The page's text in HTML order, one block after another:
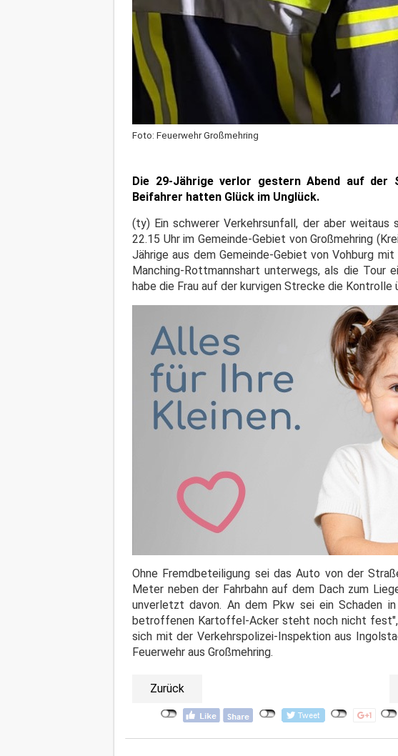
Foto: Feuerwehr Großmehring
Die 29-Jährige verlor gestern Abend auf
Beifahrer hatten Glück im Unglück.
(ty) Ein schwerer Verkehrsunfall, der aber
22.15 Uhr im Gemeinde-Gebiet von Großmehring
Jährige aus dem Gemeinde-Gebiet von Vohburg
Manching-Rottmannshart unterwegs, als die Tour
habe die Frau auf der kurvigen Strecke die Kontrolle
Ohne Fremdbeteiligung sei das Auto von der
Meter neben der Fahrbahn auf dem Dach zum
unverletzt davon. An dem Pkw sei ein Schaden
betroffenen Kartoffel-Acker steht noch nicht
sich mit der Verkehrspolizei-Inspektion aus
Feuerwehr aus Großmehring.
Zurück